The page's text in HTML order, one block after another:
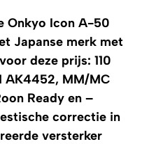
Onkyo Icon A-50
Japanse merk met
deze prijs: 110
AK4452, MM/MC
Ready en –
correctie in
versterker